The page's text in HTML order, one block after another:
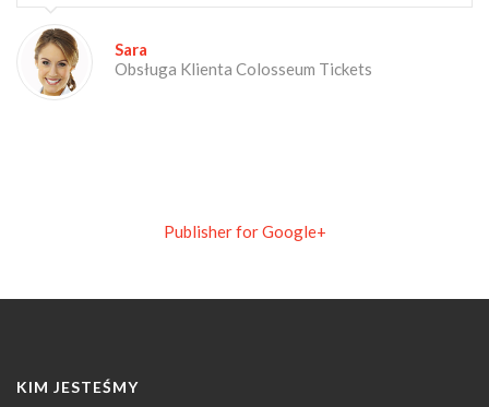
Sara
Obsługa Klienta Colosseum Tickets
Publisher for Google+
KIM JESTEŚMY